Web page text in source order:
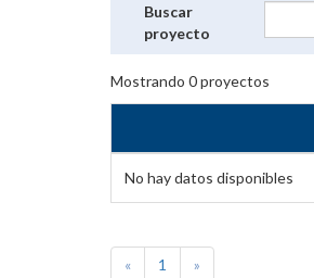
Buscar
proyecto
Mostrando 0proyectos
No hay datos disponibles
« 1 »